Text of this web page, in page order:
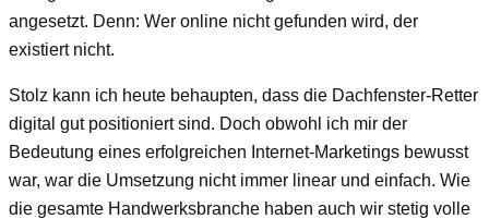
angesetzt. Denn: Wer online nicht gefunden wird, der
existiert nicht.
Stolz kann ich heute behaupten, dass die Dachfenster-Retter
digital gut positioniert sind. Doch obwohl ich mir der
Bedeutung eines erfolgreichen Internet-Marketings bewusst
war, war die Umsetzung nicht immer linear und einfach. Wie
die gesamte Handwerksbranche haben auch wir stetig volle